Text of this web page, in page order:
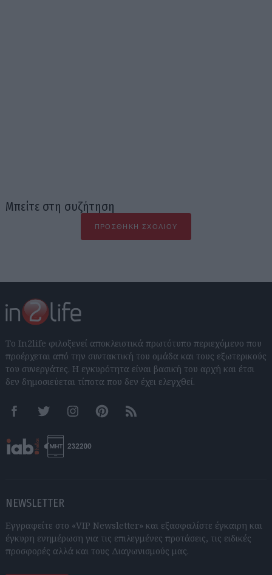
Μπείτε στη συζήτηση
ΠΡΟΣΘΉΚΗ ΣΧΟΛΊΟΥ
Το In2life φιλοξενεί αποκλειστικά πρωτότυπο περιεχόμενο που
προέρχεται από την συντακτική του ομάδα και τους εξωτερικούς
του συνεργάτες. Η εγκυρότητα είναι βασική του αρχή και έτσι
δεν δημοσιεύεται τίποτα που δεν έχει ελεγχθεί.
FacebookTwitter InstagramPinterestRSS feeds
NEWSLETTER
Εγγραφείτε στο «VIP Newsletter» και εξασφαλίστε έγκαιρη και
έγκυρη ενημέρωση για τις επιλεγμένες προτάσεις, τις ειδικές
προσφορές αλλά και τους Διαγωνισμούς μας.